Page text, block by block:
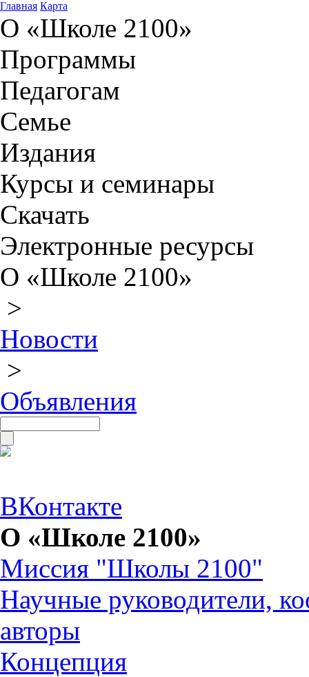
Главная Карта
О «Школе 2100»
Программы
Педагогам
Семье
Издания
Курсы и семинары
Скачать
Электронные ресурсы
О «Школе 2100»
>
Новости
>
Объявления
ВКонтакте
О «Школе 2100»
Миссия "Школы 2100"
Научные руководители,
авторы
Концепция